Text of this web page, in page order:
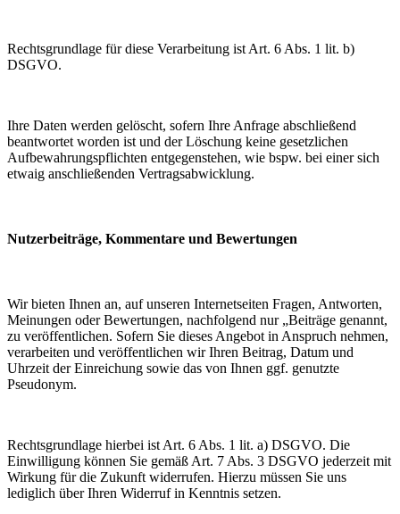
Rechtsgrundlage für diese Verarbeitung ist Art. 6 Abs. 1 lit. b)
DSGVO.
Ihre Daten werden gelöscht, sofern Ihre Anfrage abschließend
beantwortet worden ist und der Löschung keine gesetzlichen
Aufbewahrungspflichten entgegenstehen, wie bspw. bei einer sich
etwaig anschließenden Vertragsabwicklung.
Nutzerbeiträge, Kommentare und Bewertungen
Wir bieten Ihnen an, auf unseren Internetseiten Fragen, Antworten,
Meinungen oder Bewertungen, nachfolgend nur „Beiträge genannt,
zu veröffentlichen. Sofern Sie dieses Angebot in Anspruch nehmen,
verarbeiten und veröffentlichen wir Ihren Beitrag, Datum und
Uhrzeit der Einreichung sowie das von Ihnen ggf. genutzte
Pseudonym.
Rechtsgrundlage hierbei ist Art. 6 Abs. 1 lit. a) DSGVO. Die
Einwilligung können Sie gemäß Art. 7 Abs. 3 DSGVO jederzeit mit
Wirkung für die Zukunft widerrufen. Hierzu müssen Sie uns
lediglich über Ihren Widerruf in Kenntnis setzen.